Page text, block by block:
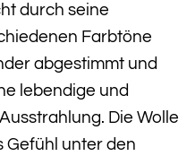
durch seine
Farbtöne
abgestimmt und
lebendige und
Die Wolle
Gefühl unter den